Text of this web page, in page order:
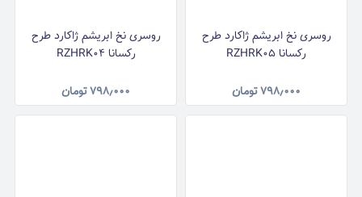
روسری نخ ابریشم ژاکارد طرح
رکسانا RZHRK05
۷۹۸٫۰۰۰تومان
روسری نخ ابریشم ژاکارد طرح
رکسانا RZHRK04
۷۹۸٫۰۰۰تومان